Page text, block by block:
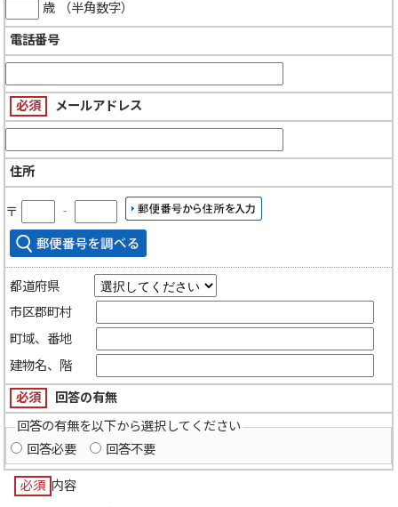
歳 （半角数字）
電話番号
必須 メールアドレス
住所
〒 ‐
都道府県
市区郡町村
町域、番地
建物名、階
必須
回答の有無
回答の有無を以下から選択してください
回答必要
回答不要
必須 内容